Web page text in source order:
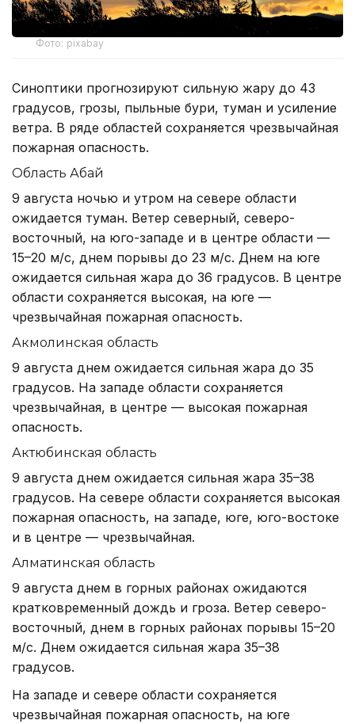
Фото: pixabay
Синоптики прогнозируют сильную жару до 43
градусов, грозы, пыльные бури, туман и усиление
ветра. В ряде областей сохраняется чрезвычайная
пожарная опасность.
Область Абай
9 августа ночью и утром на севере области
ожидается туман. Ветер северный, северо-
восточный, на юго-западе и в центре области —
15–20 м/с, днем порывы до 23 м/с. Днем на юге
ожидается сильная жара до 36 градусов. В центре
области сохраняется высокая, на юге —
чрезвычайная пожарная опасность.
Акмолинская область
9 августа днем ожидается сильная жара до 35
градусов. На западе области сохраняется
чрезвычайная, в центре — высокая пожарная
опасность.
Актюбинская область
9 августа днем ожидается сильная жара 35–38
градусов. На севере области сохраняется высокая
пожарная опасность, на западе, юге, юго-востоке
и в центре — чрезвычайная.
Алматинская область
9 августа днем в горных районах ожидаются
кратковременный дождь и гроза. Ветер северо-
восточный, днем в горных районах порывы 15–20
м/с. Днем ожидается сильная жара 35–38
градусов.
На западе и севере области сохраняется
чрезвычайная пожарная опасность, на юге